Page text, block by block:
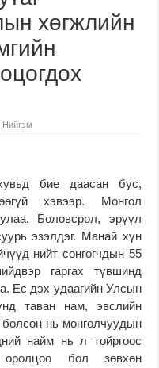
хөгжлийн
Нийгэм
бие даасан бус,
хэвээр. Монгол
Боловсрол, эрүүл
эзэлдэг. Манай хүн
нийт сонгогчдын 55
гаргах түвшинд
Ес дэх удаагийн Улсын
таван нам, эвслийн
нь монголчуудын
найм нь л тойргоос
оролцоо бол зөвхөн